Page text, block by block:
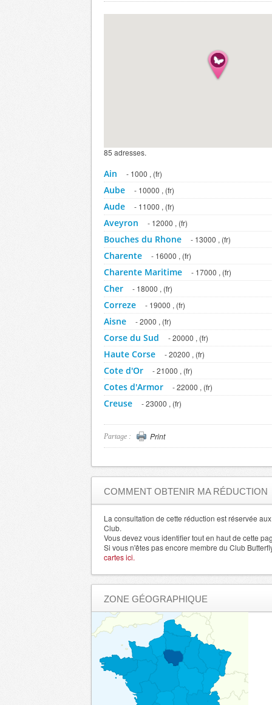
85 adresses.
Ain - 1000 , (fr)
Aube - 10000 , (fr)
Aude - 11000 , (fr)
Aveyron - 12000 , (fr)
Bouches du Rhone - 13000 , (fr)
Charente - 16000 , (fr)
Charente Maritime - 17000 , (fr)
Cher - 18000 , (fr)
Correze - 19000 , (fr)
Aisne - 2000 , (fr)
Corse du Sud - 20000 , (fr)
Haute Corse - 20200 , (fr)
Cote d'Or - 21000 , (fr)
Cotes d'Armor - 22000 , (fr)
Creuse - 23000 , (fr)
Doubs - 25000 , (fr)
Gard - 30000 , (fr)
Gers
Gironde - 33000 , (fr)
Herault - 34000 , (fr)
Ille et Vilaine - 35000 , (fr)
Indre - 36000 , (fr)
Isere - 38000 , (fr)
Jura - 39000 , (fr)
Alpes de Haute Provence
Landes - 40000 , (fr)
Loir et Cher - 41000 , (fr)
Loire - 42000 , (fr)
Haute Loire - 43000 , (fr)
LoireAtlantique - 44000 , (fr)
Partage : Print
COMMENT OBTENIR MA RÉDUCTION
La consultation de cette réduction est réservée
Club.
Vous devez vous identifier tout en haut de cette
Si vous n'êtes pas encore membre du Club
cartes ici.
ZONE GÉOGRAPHIQUE